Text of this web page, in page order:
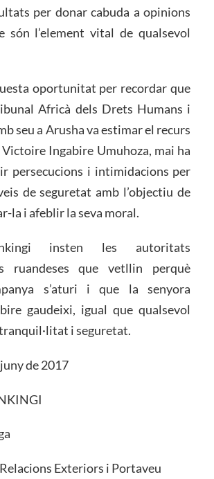
per donar cabuda a opinions
són l’element vital de qualsevol
oportunitat per recordar que
Africà dels Drets Humans i
seu a Arusha va estimar el recurs
Ingabire Umuhoza, mai ha
persecucions i intimidacions per
de seguretat amb l’objectiu de
la i afeblir la seva moral.
insten les autoritats
ruandeses que vetllin perquè
s’aturi i que la senyora
gaudeixi, igual que qualsevol
i seguretat.
de 2017
Exteriors i Portaveu